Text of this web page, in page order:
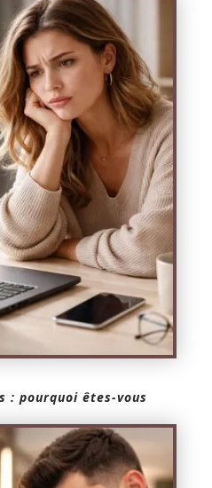
: pourquoi êtes-vous